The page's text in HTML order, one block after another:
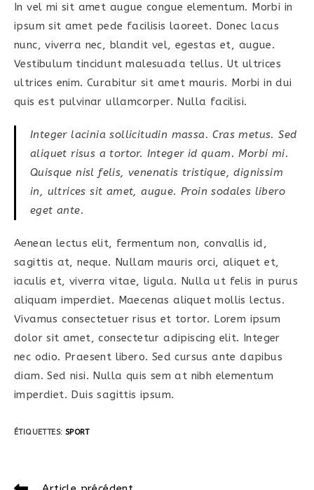
In vel mi sit amet augue congue elementum. Morbi in
ipsum sit amet pede facilisis laoreet. Donec lacus
nunc, viverra nec, blandit vel, egestas et, augue.
Vestibulum tincidunt malesuada tellus. Ut ultrices
ultrices enim. Curabitur sit amet mauris. Morbi in dui
quis est pulvinar ullamcorper. Nulla facilisi.
Integer lacinia sollicitudin massa. Cras metus. Sed
aliquet risus a tortor. Integer id quam. Morbi mi.
Quisque nisl felis, venenatis tristique, dignissim
in, ultrices sit amet, augue. Proin sodales libero
eget ante.
Aenean lectus elit, fermentum non, convallis id,
sagittis at, neque. Nullam mauris orci, aliquet et,
iaculis et, viverra vitae, ligula. Nulla ut felis in purus
aliquam imperdiet. Maecenas aliquet mollis lectus.
Vivamus consectetuer risus et tortor. Lorem ipsum
dolor sit amet, consectetur adipiscing elit. Integer
nec odio. Praesent libero. Sed cursus ante dapibus
diam. Sed nisi. Nulla quis sem at nibh elementum
imperdiet. Duis sagittis ipsum.
ÉTIQUETTES: SPORT
Read